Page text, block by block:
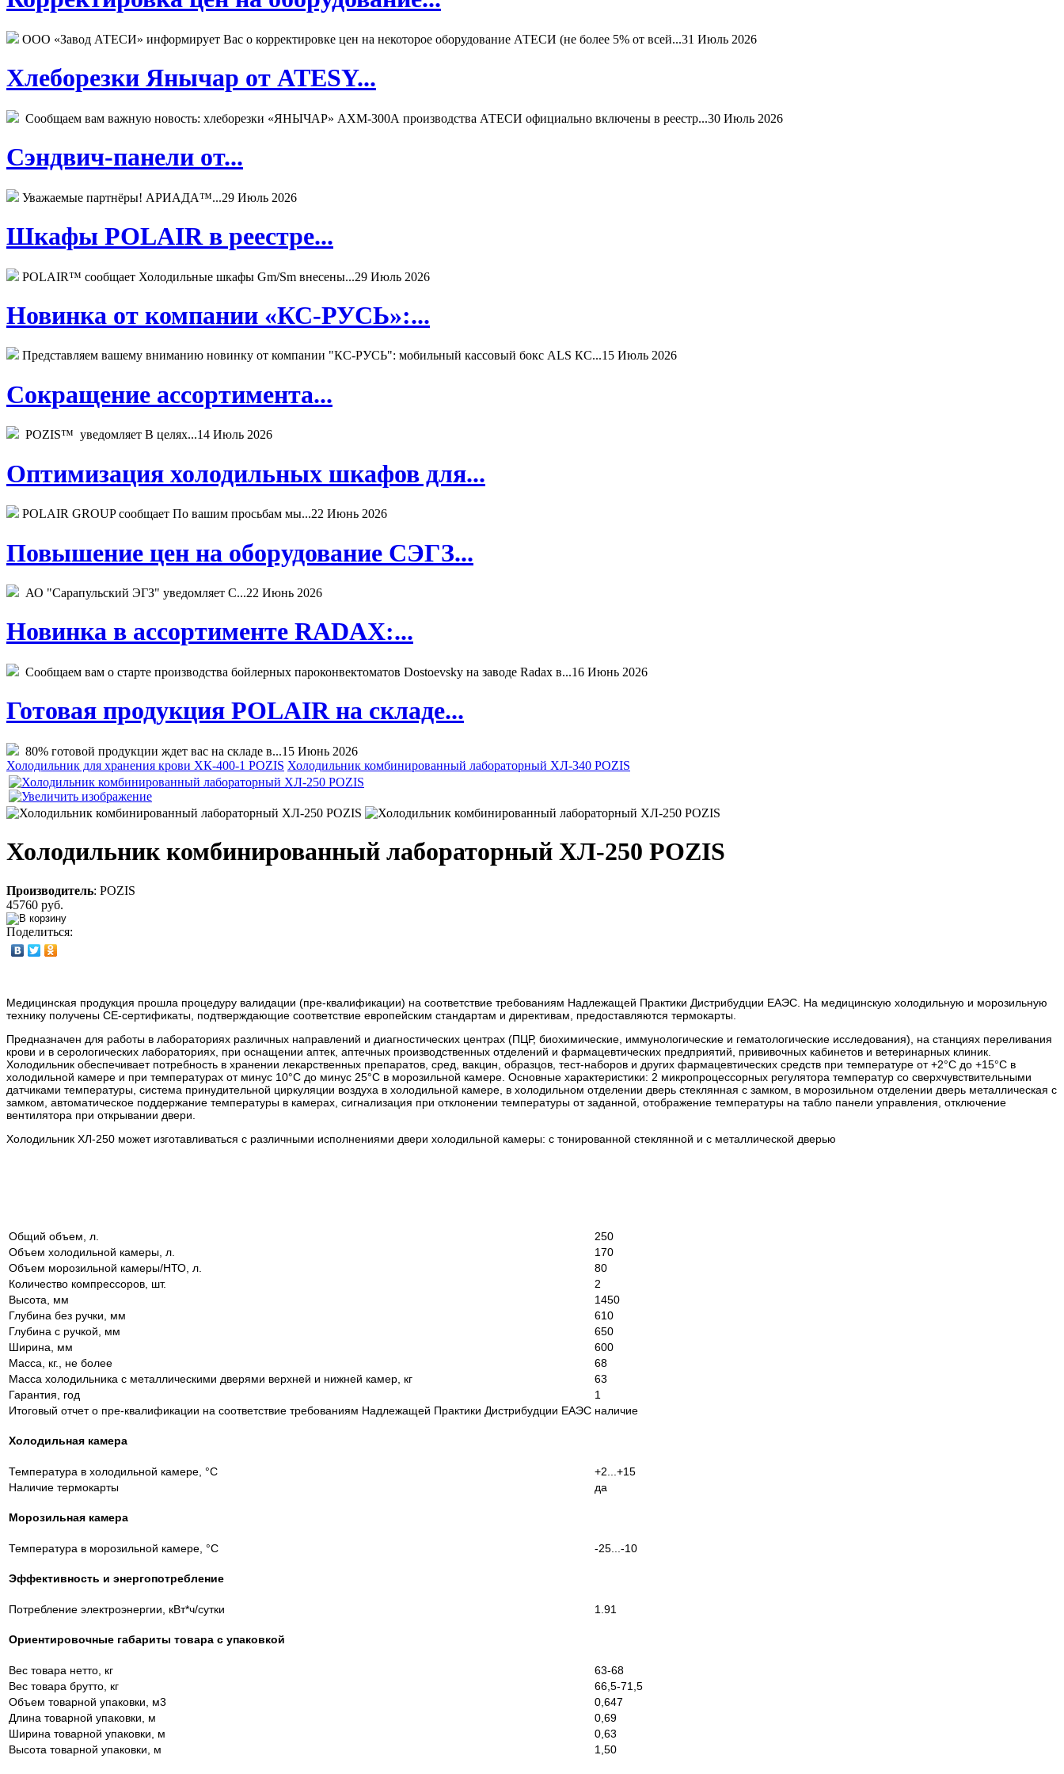
ООО «Завод АТЕСИ» информирует Вас о корректировке цен на некоторое оборудование АТЕСИ (не более 5% от всей...31 Июль 2026
Хлеборезки Янычар от ATESY...
Сообщаем вам важную новость: хлеборезки «ЯНЫЧАР» АХМ-300А производства АТЕСИ официально включены в реестр...30 Июль 2026
Сэндвич-панели от...
Уважаемые партнёры! АРИАДА™...29 Июль 2026
Шкафы POLAIR в реестре...
POLAIR™ сообщает Холодильные шкафы Gm/Sm внесены...29 Июль 2026
Новинка от компании «КС-РУСЬ»:...
Представляем вашему вниманию новинку от компании "КС-РУСЬ": мобильный кассовый бокс ALS КС...15 Июль 2026
Сокращение ассортимента...
POZIS™ уведомляет В целях...14 Июль 2026
Оптимизация холодильных шкафов для...
POLAIR GROUP сообщает По вашим просьбам мы...22 Июнь 2026
Повышение цен на оборудование СЭГЗ...
АО "Сарапульский ЭГЗ" уведомляет С...22 Июнь 2026
Новинка в ассортименте RADAX:...
Сообщаем вам о старте производства бойлерных пароконвектоматов Dostoevsky на заводе Radax в...16 Июнь 2026
Готовая продукция POLAIR на складе...
80% готовой продукции ждет вас на складе в...15 Июнь 2026
Холодильник для хранения крови ХК-400-1 POZIS Холодильник комбинированный лабораторный ХЛ-340 POZIS
Холодильник комбинированный лабораторный ХЛ-250 POZIS
Производитель: POZIS
45760 руб.
Поделиться:
Медицинская продукция прошла процедуру валидации (пре-квалификации) на соответствие требованиям Надлежащей Практики Дистрибудции ЕАЭС. На медицинскую холодильную и морозильную
технику получены СЕ-сертификаты, подтверждающие соответствие европейским стандартам и директивам, предоставляются термокарты.
Предназначен для работы в лабораториях различных направлений и диагностических центрах (ПЦР, биохимические, иммунологические и гематологические исследования), на станциях переливания
крови и в серологических лабораториях, при оснащении аптек, аптечных производственных отделений и фармацевтических предприятий, прививочных кабинетов и ветеринарных клиник.
Холодильник обеспечивает потребность в хранении лекарственных препаратов, сред, вакцин, образцов, тест-наборов и других фармацевтических средств при температуре от +2°С до +15°С в
холодильной камере и при температурах от минус 10°С до минус 25°С в морозильной камере. Основные характеристики: 2 микропроцессорных регулятора температур со сверхчувствительными
датчиками температуры, система принудительной циркуляции воздуха в холодильной камере, в холодильном отделении дверь стеклянная с замком, в морозильном отделении дверь металлическая с
замком, автоматическое поддержание температуры в камерах, сигнализация при отклонении температуры от заданной, отображение температуры на табло панели управления, отключение
вентилятора при открывании двери.
Холодильник ХЛ-250 может изготавливаться с различными исполнениями двери холодильной камеры: с тонированной стеклянной и с металлической дверью
Общий объем, л.
250
Объем холодильной камеры, л.
170
Объем морозильной камеры/НТО, л.
80
Количество компрессоров, шт.
2
Высота, мм
1450
Глубина без ручки, мм
610
Глубина с ручкой, мм
650
Ширина, мм
600
Масса, кг., не более
68
Масса холодильника с металлическими дверями верхней и нижней камер, кг
63
Гарантия, год
1
Итоговый отчет о пре-квалификации на соответствие требованиям Надлежащей Практики Дистрибудции ЕАЭС наличие
Холодильная камера
Температура в холодильной камере, °C
+2...+15
Наличие термокарты
да
Морозильная камера
Температура в морозильной камере, °C -25...-10
Эффективность и энергопотребление
Потребление электроэнергии, кВт*ч/сутки 1.91
Ориентировочные габариты товара с упаковкой
Вес товара нетто, кг
63-68
Вес товара брутто, кг
66,5-71,5
Объем товарной упаковки, м3
0,647
Длина товарной упаковки, м
0,69
Ширина товарной упаковки, м
0,63
Высота товарной упаковки, м
1,50